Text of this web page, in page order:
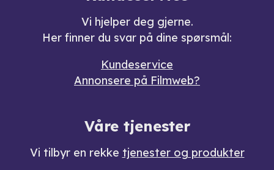
Vi hjelper deg gjerne.
Her finner du svar på dine spørsmål:
Kundeservice
Annonsere på Filmweb?
Våre tjenester
Vi tilbyr en rekke tjenester og produkter